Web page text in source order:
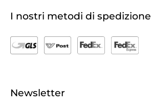
I nostri metodi di spedizione
Newsletter